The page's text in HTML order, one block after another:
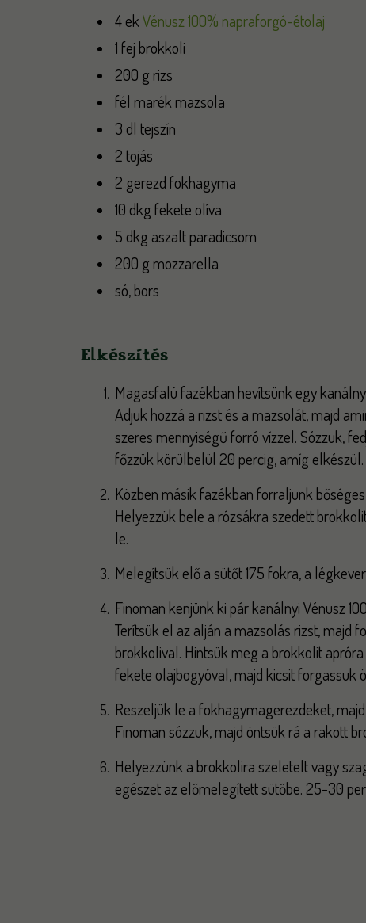
4 ekVénusz 100% napraforgó-étolaj
1 fej brokkoli
200 g rizs
fél marék mazsola
3 dl tejszín
2 tojás
2 gerezd fokhagyma
10 dkg fekete olíva
5 dkg aszalt paradicsom
200 g mozzarella
só, bors
Elkészítés
Magasfalú fazékban hevítsünk egy
Adjuk hozzá a rizst és a mazsolát, majd
szeres mennyiségű forró vízzel. Sózzuk,
főzzük körülbelül 20 percig, amíg elkészül.
Közben másik fazékban forraljunk
Helyezzük bele a rózsákra szedett
le.
Melegítsük elő a sütőt 175 fokra, a
Finoman kenjünk ki pár kanálnyi Vénusz
Terítsük el az alján a mazsolás rizst, majd
brokkolival. Hintsük meg a brokkolit
fekete olajbogyóval, majd kicsit forgassuk
Reszeljük le a fokhagymagerezdeket,
Finoman sózzuk, majd öntsük rá a rakott
Helyezzünk a brokkolira szeletelt vagy
egészet az előmelegített sütőbe. 25-30